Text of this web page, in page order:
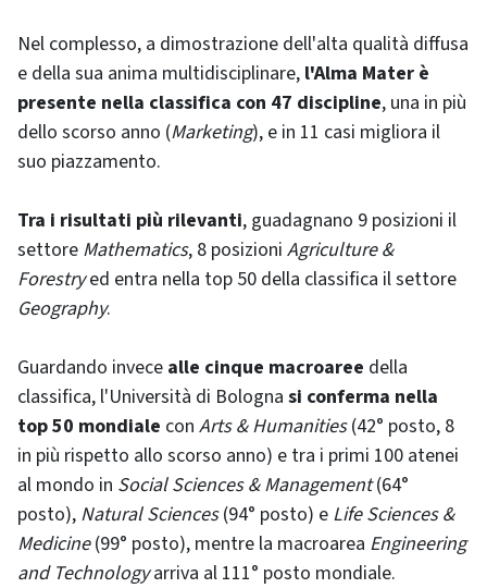
Nel complesso, a dimostrazione dell'alta qualità diffusa
e della sua anima multidisciplinare, l'Alma Mater è
presente nella classifica con 47 discipline, una in più
dello scorso anno (Marketing), e in 11 casi migliora il
suo piazzamento.
Tra i risultati più rilevanti, guadagnano 9 posizioni il
settore Mathematics, 8 posizioni Agriculture &
Forestryed entra nella top 50 della classifica il settore
Geography.
Guardando invece alle cinque macroaree della
classifica, l'Università di Bologna si conferma nella
top 50 mondiale con Arts & Humanities(42° posto, 8
in più rispetto allo scorso anno) e tra i primi 100 atenei
al mondo in Social Sciences & Management(64°
posto), Natural Sciences(94° posto) e Life Sciences &
Medicine(99° posto), mentre la macroarea Engineering
and Technologyarriva al 111° posto mondiale.